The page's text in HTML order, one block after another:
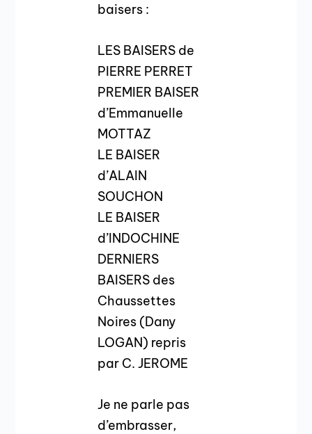
baisers :
LES BAISERS de
PIERRE PERRET
PREMIER BAISER
d’Emmanuelle
MOTTAZ
LE BAISER
d’ALAIN
SOUCHON
LE BAISER
d’INDOCHINE
DERNIERS
BAISERS des
Chaussettes
Noires (Dany
LOGAN) repris
par C. JEROME
Je ne parle pas
d’embrasser,